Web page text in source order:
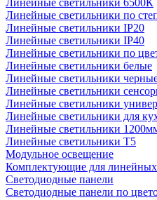
Линейные светильники 6500К
Линейные светильники по
Линейные светильники IP20
Линейные светильники IP40
Линейные светильники по
Линейные светильники белые
Линейные светильники
Линейные светильники
Линейные светильники
Линейные светильники для
Линейные светильники
Линейные светильники Т5
Модульное освещение
Комплектующие для линейных
Светодиодные панели
Светодиодные панели по